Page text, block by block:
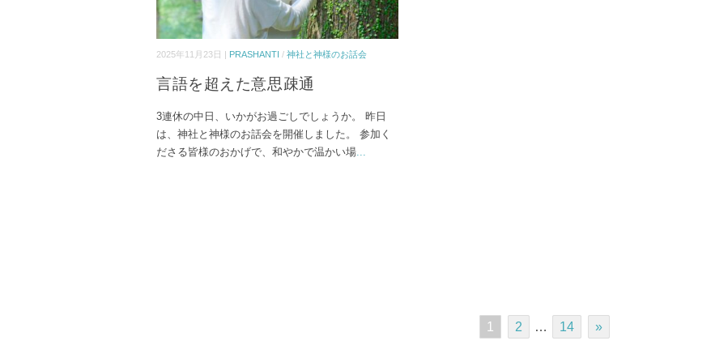
2025年11月23日 | PRASHANTI / 神社と神様のお話会
言語を超えた意思疎通
3連休の中日、いかがお過ごしでしょうか。 昨日
は、神社と神様のお話会を開催しました。 参加く
ださる皆様のおかげで、和やかで温かい場...
1 2 … 14 »